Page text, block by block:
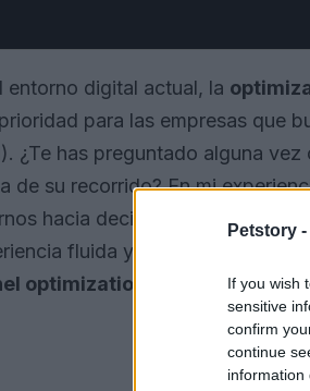
Petstory -
If you wish
sensitive
confirm
continue
information
entorno digital actual, la
para las empresas que
¿Te has preguntado alguna
de su recorrido? En mi
hacia decisiones más
fluida y satisfactoria. En
optimization
y cómo los